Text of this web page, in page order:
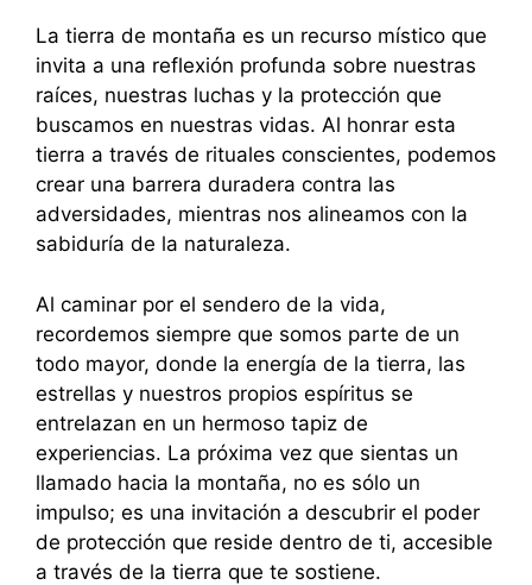
La tierra de montaña es un recurso místico que
invita a una reflexión profunda sobre nuestras
raíces, nuestras luchas y la protección que
buscamos en nuestras vidas. Al honrar esta
tierra a través de rituales conscientes, podemos
crear una barrera duradera contra las
adversidades, mientras nos alineamos con la
sabiduría de la naturaleza.
Al caminar por el sendero de la vida,
recordemos siempre que somos parte de un
todo mayor, donde la energía de la tierra, las
estrellas y nuestros propios espíritus se
entrelazan en un hermoso tapiz de
experiencias. La próxima vez que sientas un
llamado hacia la montaña, no es sólo un
impulso; es una invitación a descubrir el poder
de protección que reside dentro de ti, accesible
a través de la tierra que te sostiene.